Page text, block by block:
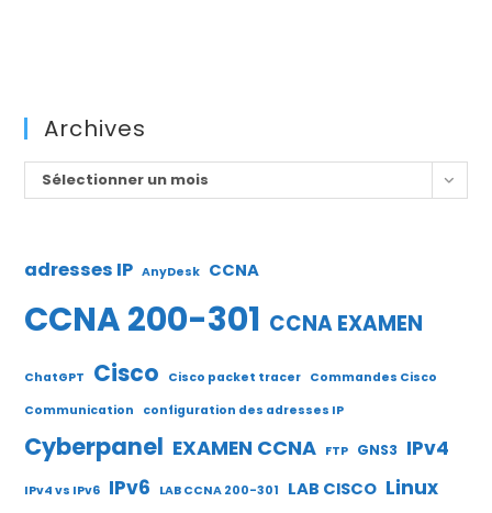
Archives
Archives
Sélectionner un mois
adresses IP AnyDesk CCNA
CCNA 200-301 CCNA EXAMEN
ChatGPT Cisco Cisco packet tracer Commandes Cisco
Communication
configuration des adresses IP
Cyberpanel EXAMEN CCNA FTP GNS3 IPv4
IPv4 vs IPv6 IPv6 LAB CCNA 200-301 LAB CISCO Linux